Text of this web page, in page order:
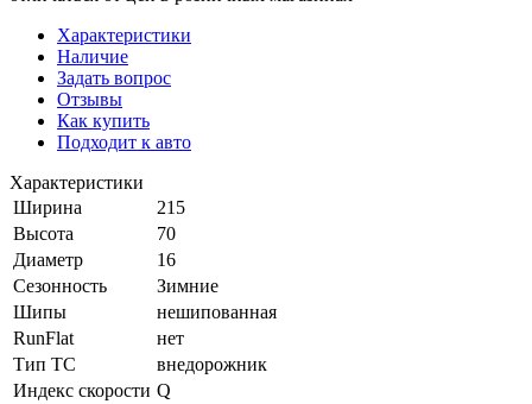
Характеристики
Наличие
Задать вопрос
Отзывы
Как купить
Подходит к авто
Характеристики
Ширина
215
Высота
70
Диаметр
16
Сезонность
Зимние
Шипы
нешипованная
RunFlat
нет
Тип ТС
внедорожник
Индекс скорости Q